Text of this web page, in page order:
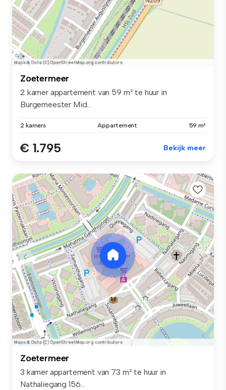
Zoetermeer
2 kamer appartement van 59 m² te huur in
Burgemeester Mid...
2 kamers Appartement 59 m²
€ 1.795 Bekijk meer
Zoetermeer
3 kamer appartement van 73 m² te huur in
Nathaliegang 156...